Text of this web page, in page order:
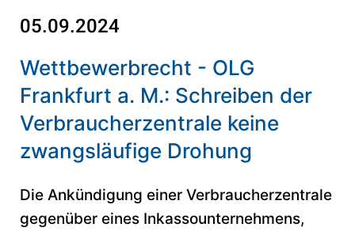
05.09.2024
Wettbewerbrecht - OLG
Frankfurt a. M.: Schreiben der
Verbraucherzentrale keine
zwangsläufige Drohung
Die Ankündigung einer Verbraucherzentrale
gegenüber eines Inkassounternehmens,